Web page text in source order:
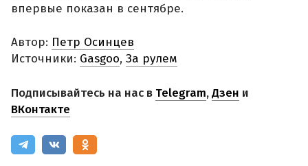
впервые показан в сентябре.
Автор: Петр Осинцев
Источники: Gasgoo, За рулем
Подписывайтесь на нас в Telegram,Дзен и
ВКонтакте